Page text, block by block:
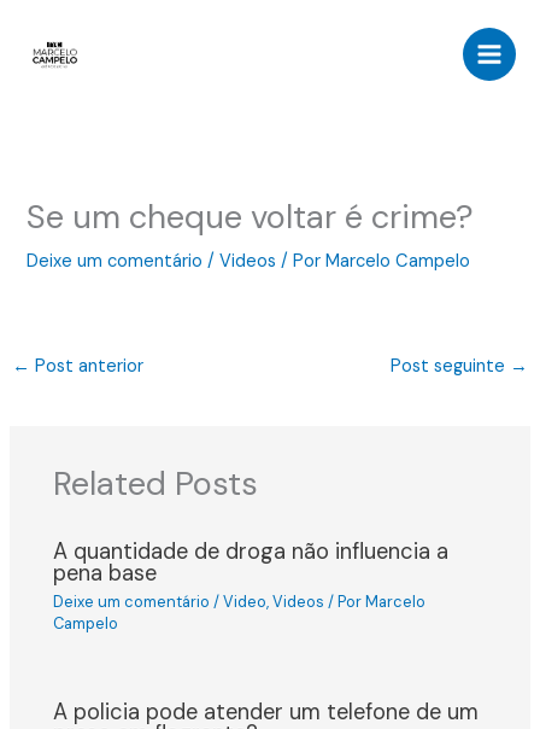
Se um cheque voltar é crime?
Deixe um comentário /Videos / PorMarcelo Campelo
← Post anterior Post seguinte →
Related Posts
A quantidade de droga não influencia a
pena base
Deixe um comentário /Video,Videos / PorMarcelo
Campelo
A policia pode atender um telefone de um